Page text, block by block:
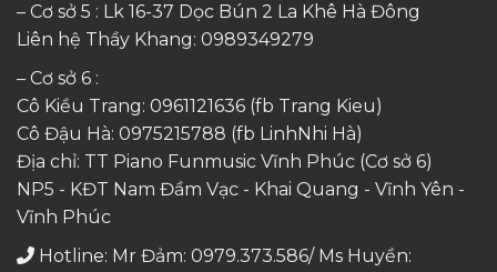
– Cơ sở 5 : Lk 16-37 Dọc Bún 2 La Khê Hà Đông
Liên hệ Thầy Khang: 0989349279
– Cơ sở 6 :
Cô Kiều Trang: 0961121636 (fb Trang Kieu)
Cô Đậu Hà: 0975215788 (fb LinhNhi Hà)
Địa chỉ: TT Piano Funmusic Vĩnh Phúc (Cơ sở 6)
NP5 - KĐT Nam Đầm Vạc - Khai Quang - Vĩnh Yên -
Vĩnh Phúc
Hotline: Mr Đảm: 0979.373.586/ Ms Huyền: